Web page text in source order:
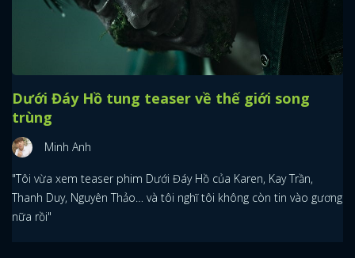
Dưới Đáy Hồ tung teaser về thế giới song
trùng
Minh Anh
"Tôi vừa xem teaser phim Dưới Đáy Hồ của Karen, Kay Trần,
Thanh Duy, Nguyên Thảo… và tôi nghĩ tôi không còn tin vào gương
nữa rồi"